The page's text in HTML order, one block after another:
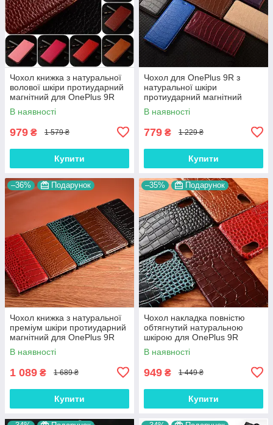
Чохол книжка з натуральної
волової шкіри протиударний
магнітний для OnePlus 9R
"BULL"
В наявності
979 ₴ 1 579 ₴
Купити
Чохол для OnePlus 9R з
натуральної шкіри
протиударний магнітний
книжка з підставкою "LUXOR"
В наявності
779 ₴ 1 229 ₴
Купити
–36% Подарунок
Чохол книжка з натуральної
преміум шкіри протиударний
магнітний для OnePlus 9R
"CROCODILE"
В наявності
1 089 ₴ 1 689 ₴
Купити
–35% Подарунок
Чохол накладка повністю
обтягнутий натуральною
шкірою для OnePlus 9R
"SIGNATURE"
В наявності
949 ₴ 1 449 ₴
Купити